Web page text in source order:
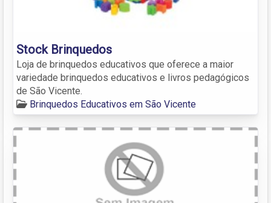
Stock Brinquedos
Loja de brinquedos educativos que oferece a maior
variedade brinquedos educativos e livros pedagógicos
de São Vicente.
Brinquedos Educativos em São Vicente